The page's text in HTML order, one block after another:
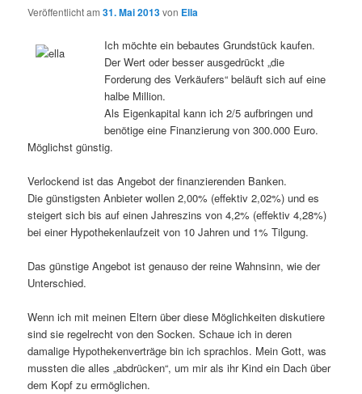
Veröffentlicht am31. Mai 2013von Ella
Ich möchte ein bebautes Grundstück kaufen.
Der Wert oder besser ausgedrückt „die
Forderung des Verkäufers“ beläuft sich auf eine
halbe Million.
Als Eigenkapital kann ich 2/5 aufbringen und
benötige eine Finanzierung von 300.000 Euro.
Möglichst günstig.
Verlockend ist das Angebot der finanzierenden Banken.
Die günstigsten Anbieter wollen 2,00% (effektiv 2,02%) und es
steigert sich bis auf einen Jahreszins von 4,2% (effektiv 4,28%)
bei einer Hypothekenlaufzeit von 10 Jahren und 1% Tilgung.
Das günstige Angebot ist genauso der reine Wahnsinn, wie der
Unterschied.
Wenn ich mit meinen Eltern über diese Möglichkeiten diskutiere
sind sie regelrecht von den Socken. Schaue ich in deren
damalige Hypothekenverträge bin ich sprachlos. Mein Gott, was
mussten die alles „abdrücken“, um mir als ihr Kind ein Dach über
dem Kopf zu ermöglichen.